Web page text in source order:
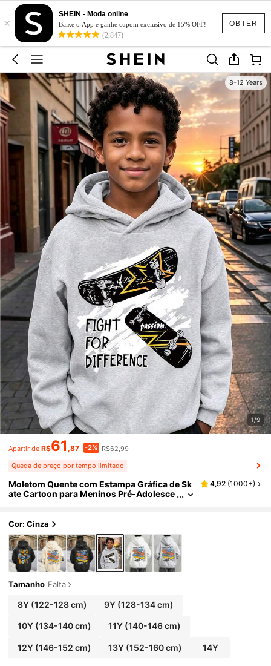
OBTER
×
SHEIN - Moda online
Baixe o App e ganhe cupom exclusivo de 15% OFF!
(2,847)
8-12 Years
1/9
Apartir de R$61 ,87 -2% R$62,99
Queda de preço por tempo limitado
Moletom Quente com Estampa Gráfica de Sk
ate Cartoon para Meninos Pré-Adolesce
4,92 (1000+)
Cor: Cinza
Tamanho Falta
8Y(122-128 cm) 9Y (128-134 cm)
10Y(134-140 cm) 11Y (140-146 cm)
12Y(146-152 cm) 13Y (152-160 cm) 14Y